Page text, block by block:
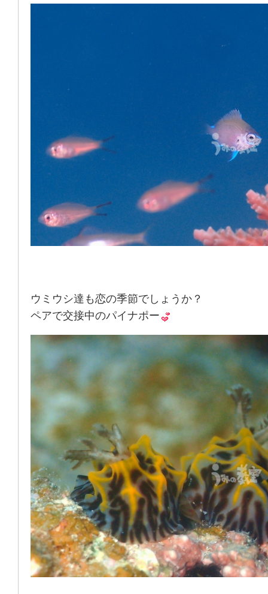
ウミウシ達も恋の季節でしょうか？
ペアで交接中のパイナポー